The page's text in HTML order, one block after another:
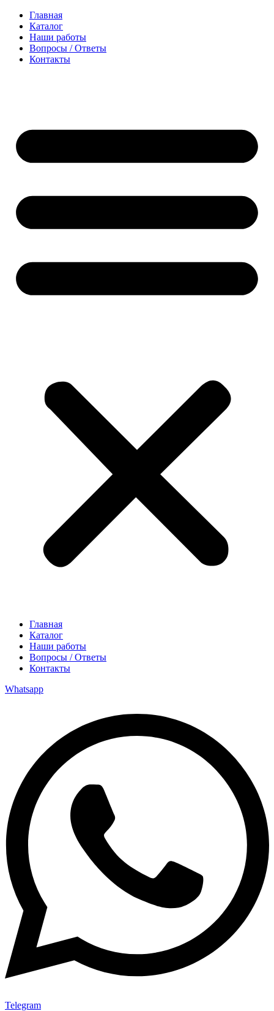
Перейти
содержимому
Главная
Каталог
Наши работы
Вопросы / Ответы
Контакты
Главная
Каталог
Наши работы
Вопросы / Ответы
Контакты
Whatsapp
Telegram